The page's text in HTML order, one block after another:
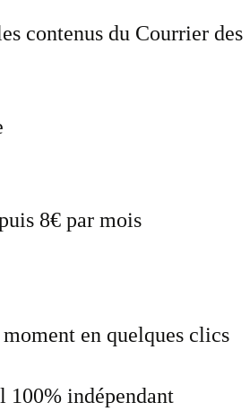
contenus du Courrier des
8€ par mois
en quelques clics
100% indépendant